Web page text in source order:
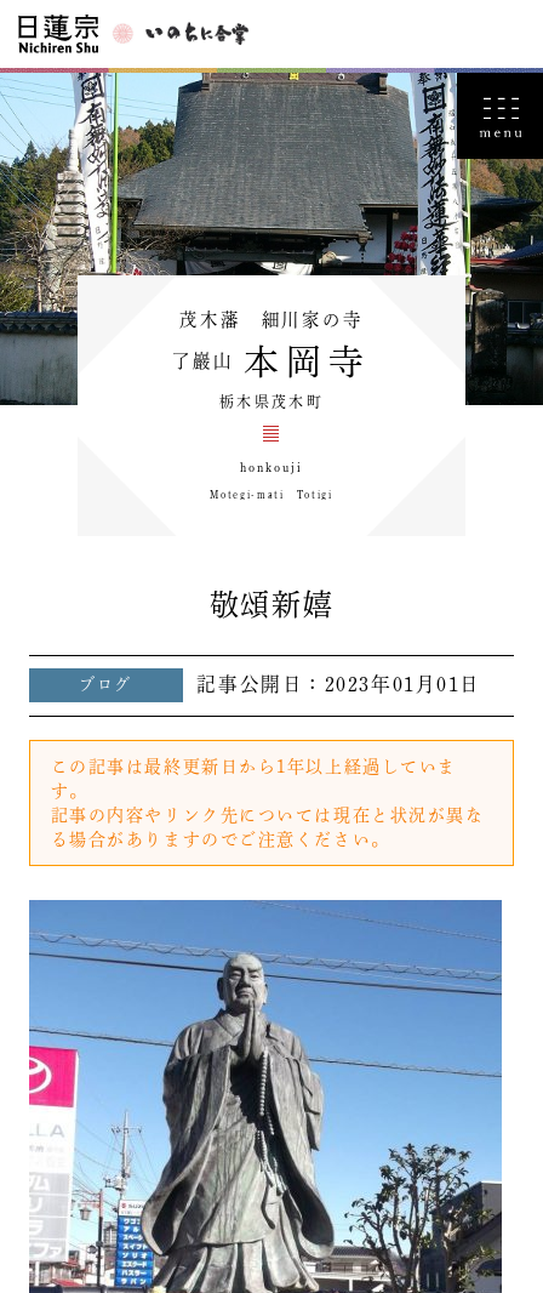
茂木藩 細川家の寺
了巖山 本岡寺
栃木県茂木町
honkouji
Motegi-mati Totigi
敬頌新嬉
ブログ 記事公開日： 2023年01月01日
この記事は最終更新日から1年以上経過していま
す。
記事の内容やリンク先については現在と状況が異な
る場合がありますのでご注意ください。